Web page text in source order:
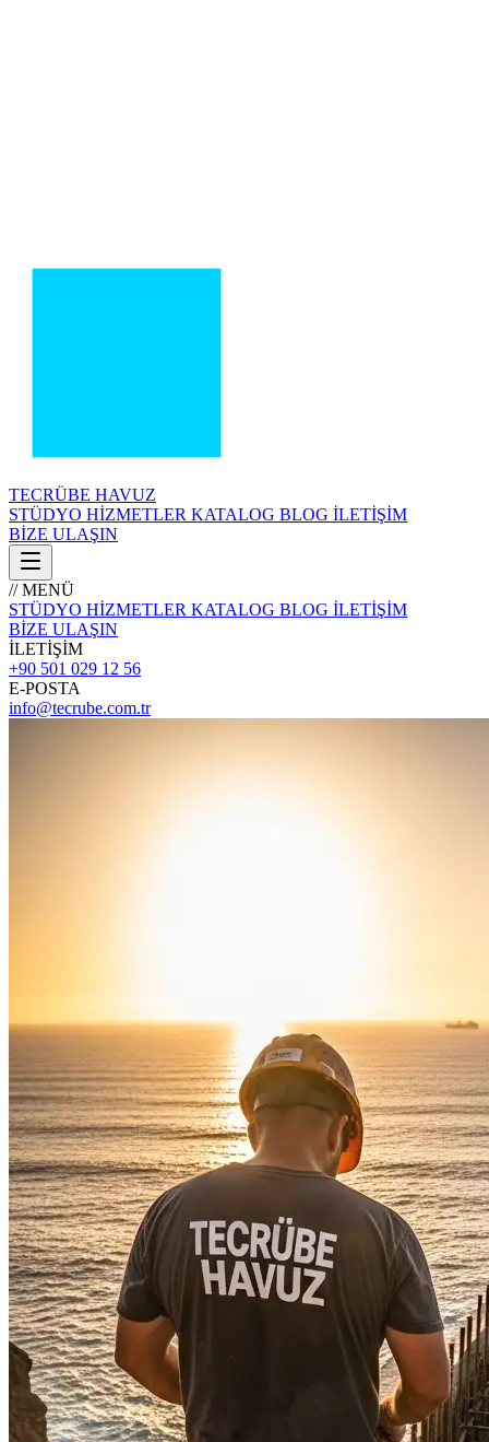
TECRÜBE HAVUZ
STÜDYO HİZMETLER KATALOG BLOG İLETİŞİM
BİZE ULAŞIN
// MENÜ
STÜDYO HİZMETLER KATALOG BLOG İLETİŞİM
BİZE ULAŞIN
İLETİŞİM
+90 501 029 12 56
E-POSTA
info@tecrube.com.tr